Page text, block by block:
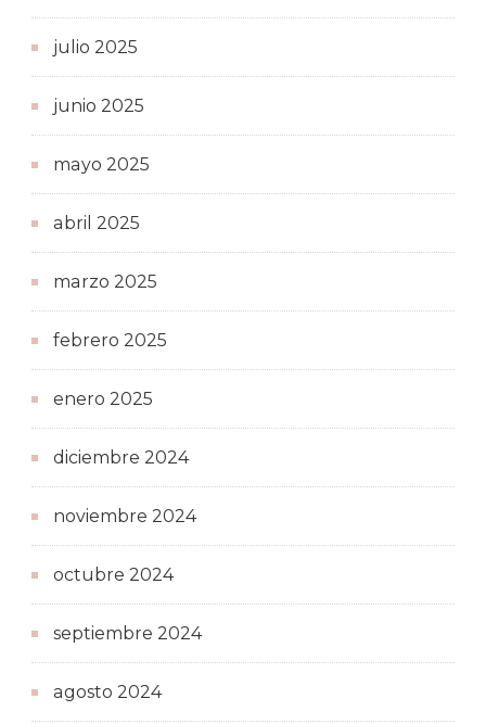
julio 2025
junio 2025
mayo 2025
abril 2025
marzo 2025
febrero 2025
enero 2025
diciembre 2024
noviembre 2024
octubre 2024
septiembre 2024
agosto 2024